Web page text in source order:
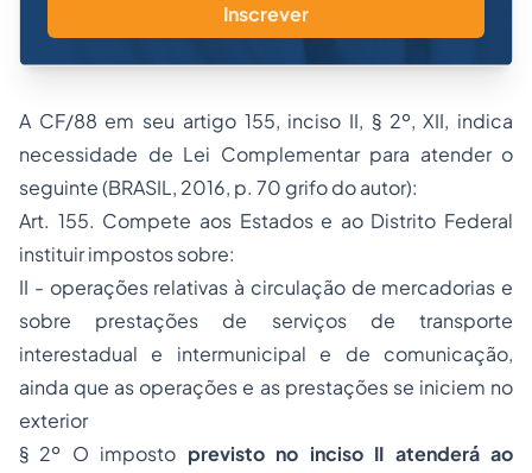
Inscrever
A CF/88 em seu artigo 155, inciso II, § 2º, XII, indica
necessidade de Lei Complementar para atender o
seguinte (BRASIL, 2016, p. 70 grifo do autor):
Art. 155. Compete aos Estados e ao Distrito Federal
instituir impostos sobre:
II - operações relativas à circulação de mercadorias e
sobre prestações de serviços de transporte
interestadual e intermunicipal e de comunicação,
ainda que as operações e as prestações se iniciem no
exterior
§ 2º O imposto previsto no inciso II atenderá ao